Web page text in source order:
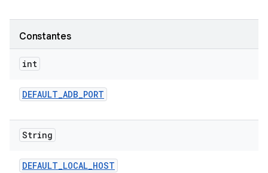
Constantes
int
DEFAULT_ADB_PORT
String
DEFAULT_LOCAL_HOST